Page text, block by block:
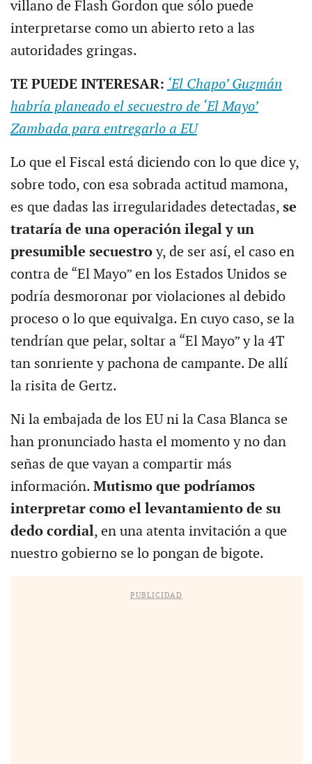
villano de Flash Gordon que sólo puede
interpretarse como un abierto reto a las
autoridades gringas.
TE PUEDE INTERESAR: ‘El Chapo’ Guzmán
habría planeado el secuestro de ‘El Mayo’
Zambada para entregarlo a EU
Lo que el Fiscal está diciendo con lo que dice y,
sobre todo, con esa sobrada actitud mamona,
es que dadas las irregularidades detectadas, se
trataría de una operación ilegal y un
presumible secuestroy, de ser así, el caso en
contra de “El Mayo” en los Estados Unidos se
podría desmoronar por violaciones al debido
proceso o lo que equivalga. En cuyo caso, se la
tendrían que pelar, soltar a “El Mayo” y la 4T
tan sonriente y pachona de campante. De allí
la risita de Gertz.
Ni la embajada de los EU ni la Casa Blanca se
han pronunciado hasta el momento y no dan
señas de que vayan a compartir más
información. Mutismo que podríamos
interpretar como el levantamiento de su
dedo cordial, en una atenta invitación a que
nuestro gobierno se lo pongan de bigote.
PUBLICIDAD